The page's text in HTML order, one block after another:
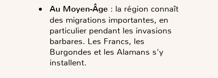
Au Moyen-Âge : la région connaît
des migrations importantes, en
particulier pendant les invasions
barbares. Les Francs, les
Burgondes et les Alamans s'y
installent.